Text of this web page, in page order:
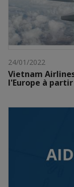
24/01/2022
Vietnam
l'Europe à